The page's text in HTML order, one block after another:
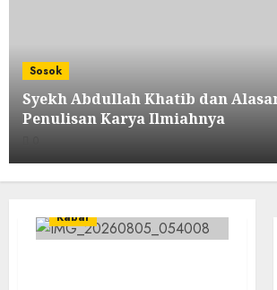
Sosok
Syekh Abdullah Khatib dan
Penulisan Karya Ilmiahnya
Kabar